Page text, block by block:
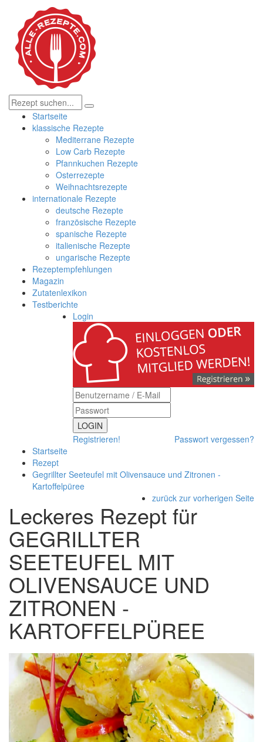
Startseite
klassische Rezepte
Mediterrane Rezepte
Low Carb Rezepte
Pfannkuchen Rezepte
Osterrezepte
Weihnachtsrezepte
internationale Rezepte
deutsche Rezepte
französische Rezepte
spanische Rezepte
italienische Rezepte
ungarische Rezepte
Rezeptempfehlungen
Magazin
Zutatenlexikon
Testberichte
Login
LOGIN
Registrieren!
Passwort vergessen?
Startseite
Rezept
Gegrillter Seeteufel mit Olivensauce und Zitronen -
Kartoffelpüree
zurück zur vorherigen Seite
Leckeres Rezept für
GEGRILLTER
SEETEUFEL MIT
OLIVENSAUCE UND
ZITRONEN -
KARTOFFELPÜREE